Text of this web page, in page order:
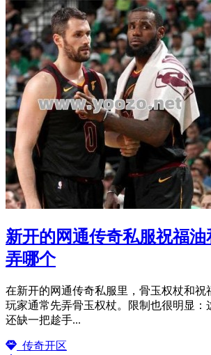
新开的网通传奇私服祝福
弄哪个
在新开的网通传奇私服里，骨玉权杖和祝
玩家通常先弄骨玉权杖。限制也很明显：
还缺一把趁手...
传奇开区